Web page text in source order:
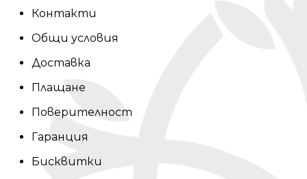
Контакти
Общи условия
Доставка
Плащане
Поверителност
Гаранция
Бисквитки